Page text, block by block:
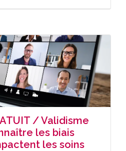
/ Validisme
les biais
les soins